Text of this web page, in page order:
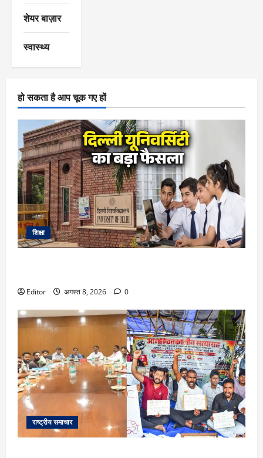
शेयर बाज़ार
स्वास्थ्य
हो सकता है आप चूक गए हों
शिक्षा
Editor अगस्त 8, 2026 0
राष्ट्रीय समाचार